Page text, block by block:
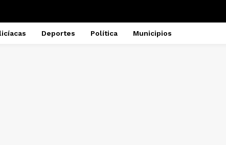
Deportes Política Municipios